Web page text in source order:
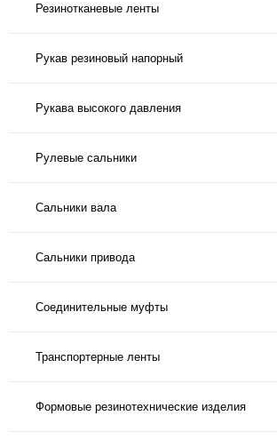
Резинотканевые ленты
Рукав резиновый напорный
Рукава высокого давления
Рулевые сальники
Сальники вала
Сальники привода
Соединительные муфты
Транспортерные ленты
Формовые резинотехнические изделия